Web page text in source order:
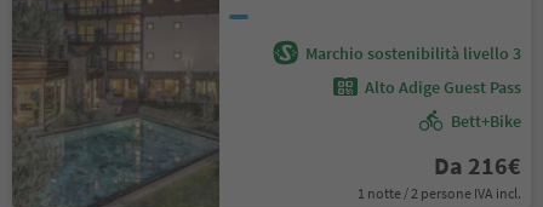
Marchio sostenibilità livello 3
Alto Adige Guest Pass
Bett+Bike
Da 216€
1 notte / 2 persone IVA incl.